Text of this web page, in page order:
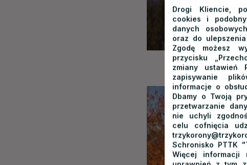
Drogi Kliencie,
cookies i
danych
oraz do
Zgodę możesz
przycisku
zmiany ustawień
zapisywanie
informacje o
Dbamy o Twoją
przetwarzanie
nie uchyli
celu cofnięcia
Schronisko PTTK
Więcej informacji